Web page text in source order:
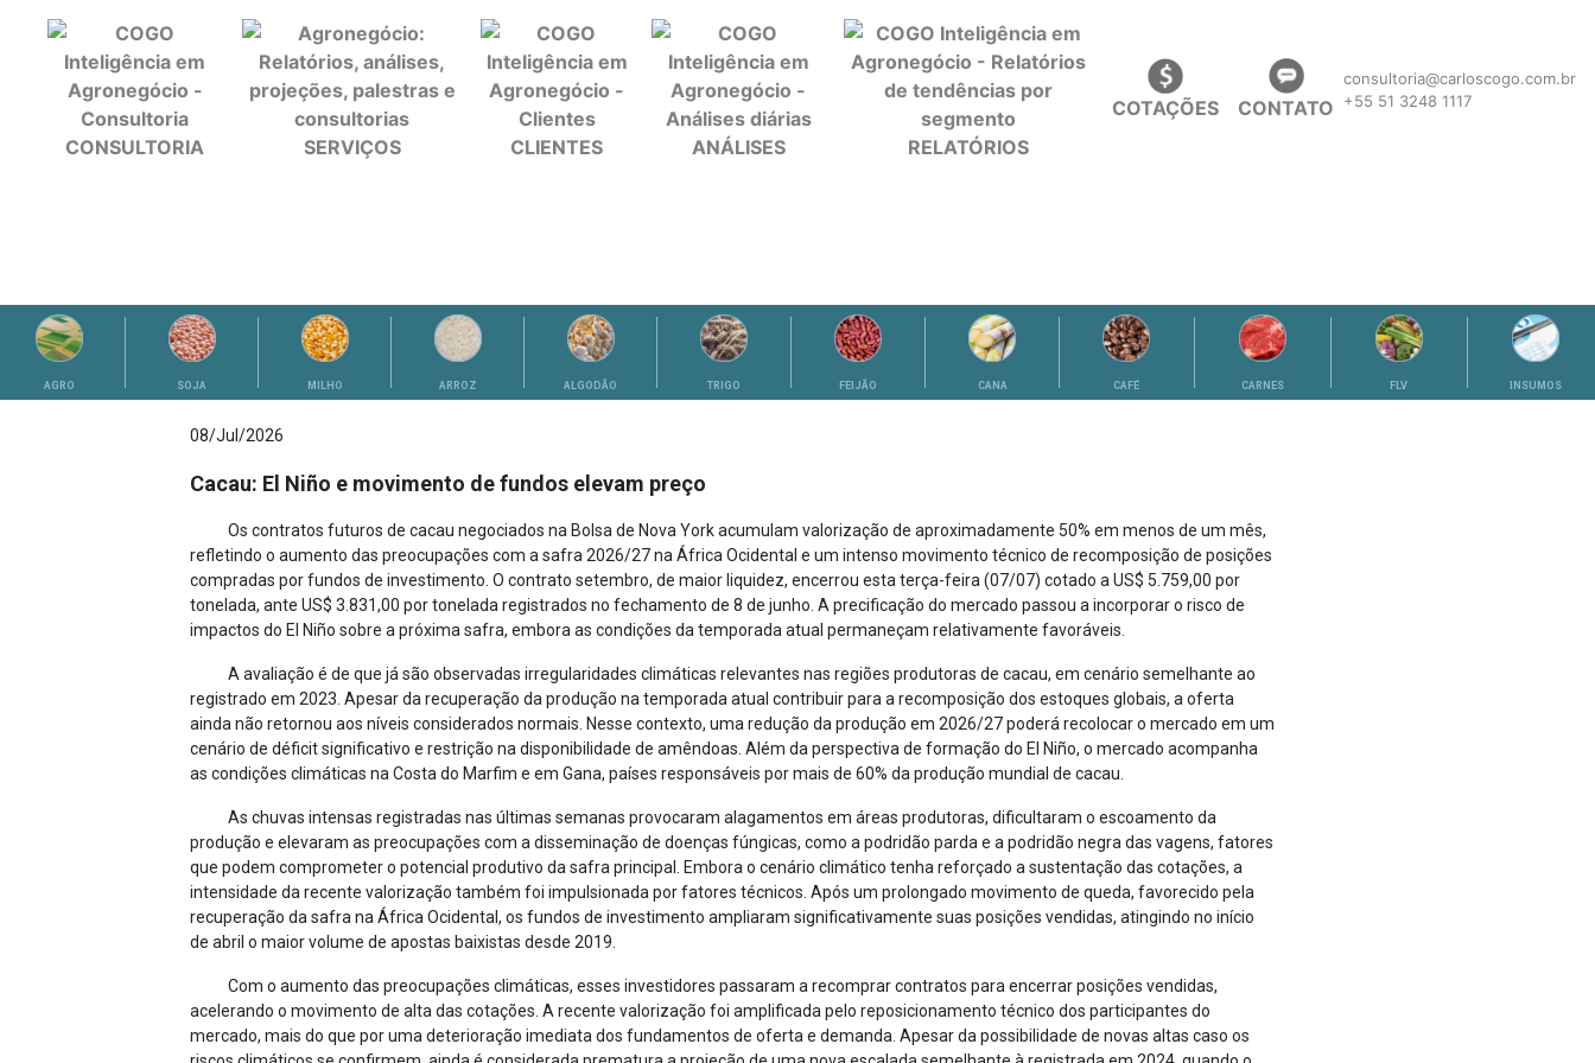
CONSULTORIA SERVIÇOS CLIENTES ANÁLISES RELATÓRIOS
COTAÇÕES CONTATO
consultoria@carloscogo.com.br
+55 51 3248 1117
AGRO SOJA MILHO ARROZ ALGODÃO TRIGO FEIJÃO CANA CAFÉ CARNES FLV INSUMOS
08/Jul/2026
Cacau: El Niño e movimento de fundos elevam preço
Os contratos futuros de cacau negociados na Bolsa de Nova York acumulam valorização de aproximadamente 50% em menos de um mês,
refletindo o aumento das preocupações com a safra 2026/27 na África Ocidental e um intenso movimento técnico de recomposição de posições
compradas por fundos de investimento. O contrato setembro, de maior liquidez, encerrou esta terça-feira (07/07) cotado a US$ 5.759,00 por
tonelada, ante US$ 3.831,00 por tonelada registrados no fechamento de 8 de junho. A precificação do mercado passou a incorporar o risco de
impactos do El Niño sobre a próxima safra, embora as condições da temporada atual permaneçam relativamente favoráveis.
A avaliação é de que já são observadas irregularidades climáticas relevantes nas regiões produtoras de cacau, em cenário semelhante ao
registrado em 2023. Apesar da recuperação da produção na temporada atual contribuir para a recomposição dos estoques globais, a oferta
ainda não retornou aos níveis considerados normais. Nesse contexto, uma redução da produção em 2026/27 poderá recolocar o mercado em um
cenário de déficit significativo e restrição na disponibilidade de amêndoas. Além da perspectiva de formação do El Niño, o mercado acompanha
as condições climáticas na Costa do Marfim e em Gana, países responsáveis por mais de 60% da produção mundial de cacau.
As chuvas intensas registradas nas últimas semanas provocaram alagamentos em áreas produtoras, dificultaram o escoamento da
produção e elevaram as preocupações com a disseminação de doenças fúngicas, como a podridão parda e a podridão negra das vagens, fatores
que podem comprometer o potencial produtivo da safra principal. Embora o cenário climático tenha reforçado a sustentação das cotações, a
intensidade da recente valorização também foi impulsionada por fatores técnicos. Após um prolongado movimento de queda, favorecido pela
recuperação da safra na África Ocidental, os fundos de investimento ampliaram significativamente suas posições vendidas, atingindo no início
de abril o maior volume de apostas baixistas desde 2019.
Com o aumento das preocupações climáticas, esses investidores passaram a recomprar contratos para encerrar posições vendidas,
acelerando o movimento de alta das cotações. A recente valorização foi amplificada pelo reposicionamento técnico dos participantes do
mercado, mais do que por uma deterioração imediata dos fundamentos de oferta e demanda. Apesar da possibilidade de novas altas caso os